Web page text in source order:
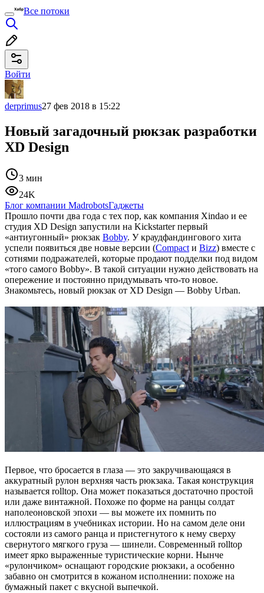
Все потоки
Войти
derprimus27 фев 2018 в 15:22
Новый загадочный рюкзак разработки
XD Design
3 мин
24K
Блог компании MadrobotsГаджеты
Прошло почти два года с тех пор, как компания Xindao и ее
студия XD Design запустили на Kickstarter первый
«антиугонный» рюкзак Bobby. У краудфандингового хита
успели появиться две новые версии (Compact и Bizz) вместе с
сотнями подражателей, которые продают подделки под видом
«того самого Bobby». В такой ситуации нужно действовать на
опережение и постоянно придумывать что-то новое.
Знакомьтесь, новый рюкзак от XD Design — Bobby Urban.
Первое, что бросается в глаза — это закручивающаяся в
аккуратный рулон верхняя часть рюкзака. Такая конструкция
называется rolltop. Она может показаться достаточно простой
или даже винтажной. Похоже по форме на ранцы солдат
наполеоновской эпохи — вы можете их помнить по
иллюстрациям в учебниках истории. Но на самом деле они
состояли из самого ранца и пристегнутого к нему сверху
свернутого мягкого груза — шинели. Современный rolltop
имеет ярко выраженные туристические корни. Нынче
«рулончиком» оснащают городские рюкзаки, а особенно
забавно он смотрится в кожаном исполнении: похоже на
бумажный пакет с вкусной выпечкой.